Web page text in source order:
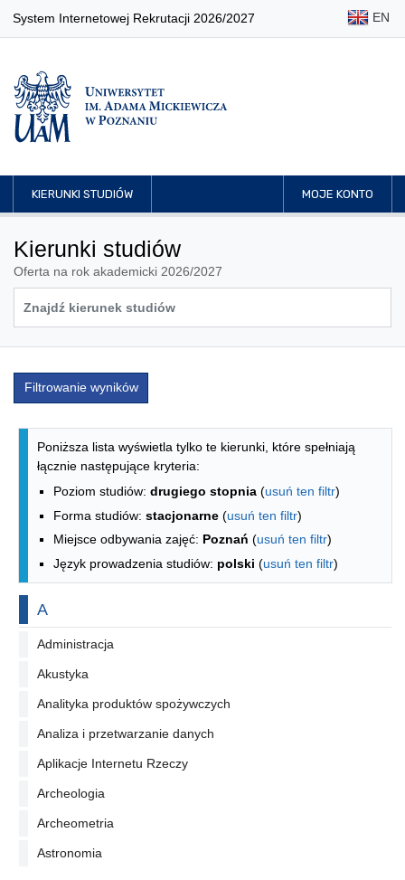
System Internetowej Rekrutacji 2026/2027 EN
KIERUNKI STUDIÓW MOJE KONTO
Kierunki studiów
Oferta na rok akademicki 2026/2027
Filtrowanie wyników
Lista kierunków - indeks alfabetyczny
Poniższa lista wyświetla tylko te kierunki, które spełniają
łącznie następujące kryteria:
Poziom studiów: drugiego stopnia (usuń ten filtr)
Forma studiów: stacjonarne (usuń ten filtr)
Miejsce odbywania zajęć: Poznań (usuń ten filtr)
Język prowadzenia studiów: polski (usuń ten filtr)
Na literę
A
Administracja
Akustyka
Analityka produktów spożywczych
Analiza i przetwarzanie danych
Aplikacje Internetu Rzeczy
Archeologia
Archeometria
Astronomia